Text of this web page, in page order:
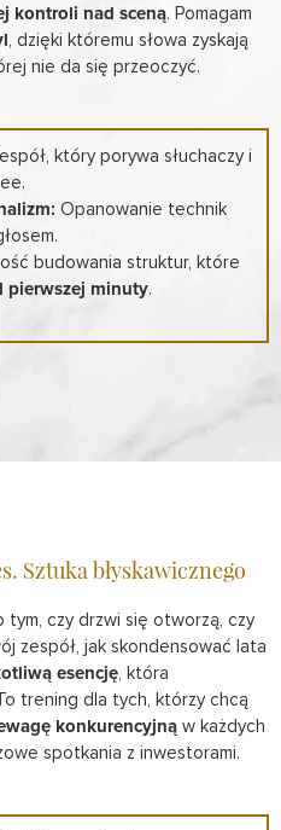
kontroli nad sceną. Pomagam
, dzięki któremu słowa zyskają
nie da się przeoczyć.
który porywa słuchaczy i
Opanowanie technik
budowania struktur, które
pierwszej minuty.
Sztuka błyskawicznego
czy drzwi się otworzą, czy
zespół, jak skondensować lata
esencję, która
trening dla tych, którzy chcą
konkurencyjną w każdych
spotkania z inwestorami.